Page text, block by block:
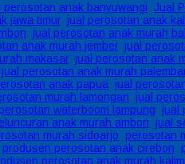
perosotan anak banyuwangi, Jual
jawa timur, jual perosotan anak
, jual perosotan anak murah
anak murah jember, jual
makasar, jual perosotan anak
jual perosotan anak murah
anak papua, jual
murah lamongan, jual
waterboom lampung, jual
anak murah ambon, jual
murah sidoarjo, perosotan
produsen perosotan anak cirebon,
perosotan anak murah